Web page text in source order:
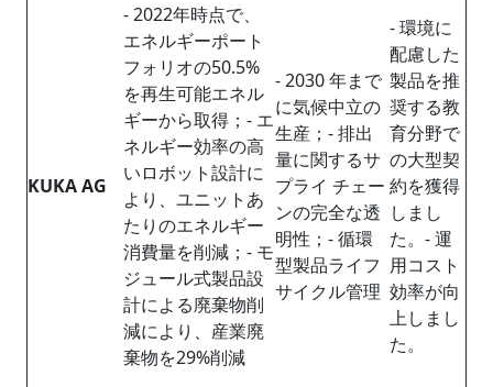
KUKA AG
- 2022年時点で、
エネルギーポート
フォリオの50.5%
を再生可能エネル
ギーから取得；- エ
ネルギー効率の高
いロボット設計に
より、ユニットあ
たりのエネルギー
消費量を削減；- モ
ジュール式製品設
計による廃棄物削
減により、産業廃
棄物を29%削減
- 2030 年まで
に気候中立の
生産；- 排出
量に関するサ
プライ チェー
ンの完全な透
明性；- 循環
型製品ライフ
サイクル管理
- 環境に
配慮した
製品を推
奨する教
育分野で
の大型契
約を獲得
しまし
た。- 運
用コスト
効率が向
上しまし
た。